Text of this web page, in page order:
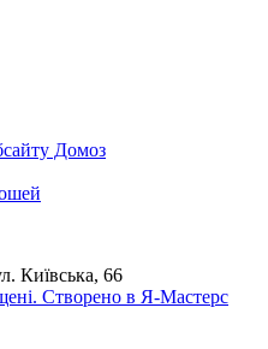
Домоз
Київська, 66
Створено в Я-Мастерс